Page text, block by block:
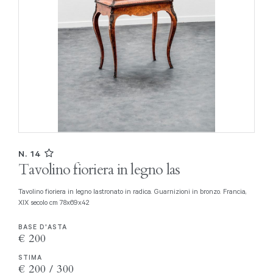
N. 14
Tavolino fioriera in legno las
Tavolino fioriera in legno lastronato in radica. Guarnizioni in bronzo. Francia,
XIX secolo cm 78x69x42
BASE D'ASTA
€ 200
STIMA
€ 200 / 300